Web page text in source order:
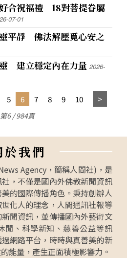
合祝福禮 18對菩提眷屬
07-01
平靜 佛法解壓覓心安之
靈 建立穩定內在力量2026-
5 6 7 8 9 10
第6 / 984頁
於我們
Agency，簡稱人間社)，是
，不僅是國內外佛教新聞資訊
的國際傳播角色。秉持創辦人
化人的理念，人間通訊社報導
聞資訊，並傳播國內外藝術文
閒、科學新知、慈善公益等訊
網路平台，時時與真善美的新
能量，產生正面積極影響力。